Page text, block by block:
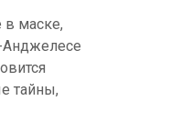
в маске,
Анджелесе
тайны,